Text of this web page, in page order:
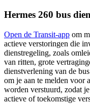
Hermes 260 bus
Open de Transit-app om
actieve verstoringen die
dienstregeling, zoals
van ritten, grote
dienstverlening van de
om je aan te melden voor
worden verstuurd, zodat
actieve of toekomstige